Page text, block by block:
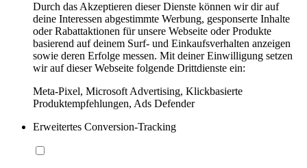
Durch das Akzeptieren dieser Dienste können wir dir auf
deine Interessen abgestimmte Werbung, gesponserte Inhalte
oder Rabattaktionen für unsere Webseite oder Produkte
basierend auf deinem Surf- und Einkaufsverhalten anzeigen
sowie deren Erfolge messen. Mit deiner Einwilligung setzen
wir auf dieser Webseite folgende Drittdienste ein:
Meta-Pixel, Microsoft Advertising, Klickbasierte
Produktempfehlungen, Ads Defender
Erweitertes Conversion-Tracking